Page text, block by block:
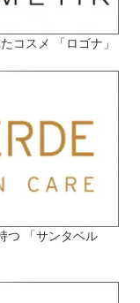
コスメ 「ロゴナ」
つ 「サンタベル